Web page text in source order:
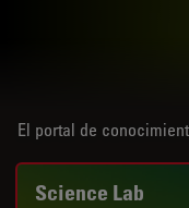
El portal de
Science Lab